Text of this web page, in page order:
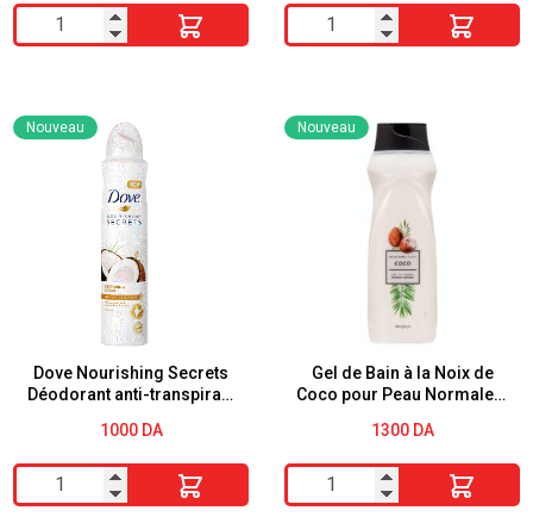
quantité
de
COFFRET
THE
quantité
de
BEAUTY
Miroir
Dove Nourishing Secrets
Déodorant anti-transpirant
et fleur de jasmin 250 ml
Nouveau
1000 DA
quantité
de
Gel de Bain à la Noix de
Coco pour Peau Normale –
Nouveau
1300 DA
quantité
de